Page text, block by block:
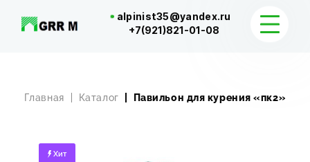
alpinist35@yandex.ru
+7(921)821-01-08
Главная Каталог Павильон для курения «пк2»
Хит